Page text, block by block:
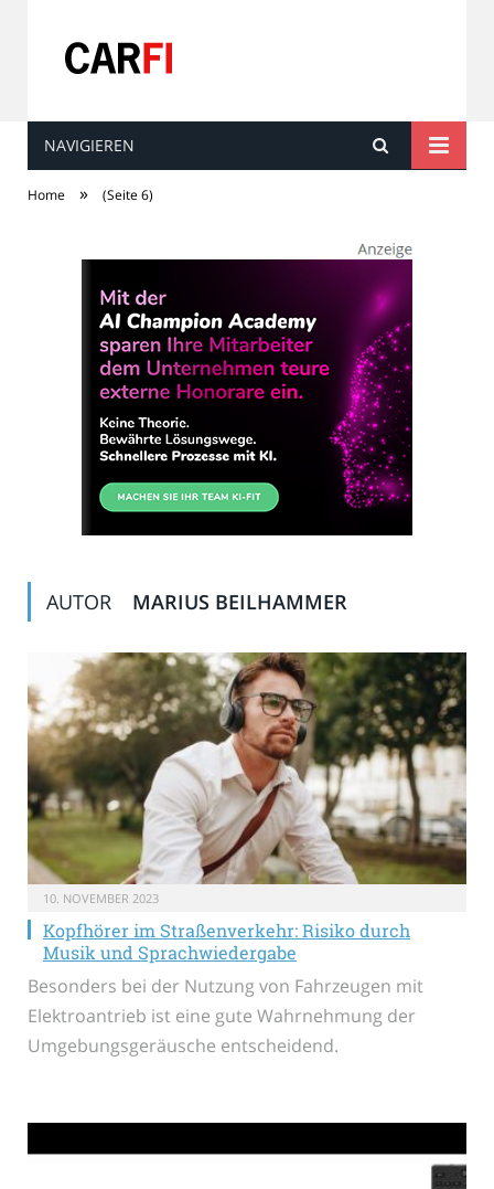
Carfi
NAVIGIEREN
Home » (Seite 6)
AUTOR MARIUS BEILHAMMER
10. NOVEMBER 2023
Kopfhörer im Straßenverkehr: Risiko durch
Musik und Sprachwiedergabe
Besonders bei der Nutzung von Fahrzeugen mit
Elektroantrieb ist eine gute Wahrnehmung der
Umgebungsgeräusche entscheidend.